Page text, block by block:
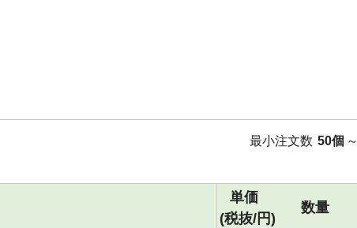
最小注文数 50個
単価
(税抜/円)
数量